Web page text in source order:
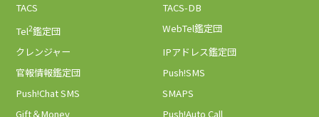
TACS
TACS-DB
Tel2鑑定団
WebTel鑑定団
クレンジャー
IPアドレス鑑定団
官報情報鑑定団
Push!SMS
Push!Chat SMS
SMAPS
Gift＆Money
Push!Auto Call